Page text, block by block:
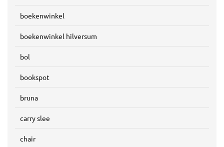
boekenwinkel
boekenwinkel hilversum
bol
bookspot
bruna
carry slee
chair